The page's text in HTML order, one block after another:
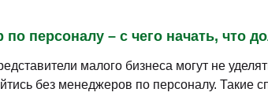
по персоналу – с чего начать, что
малого бизнеса могут не
без менеджеров по персоналу. Такие